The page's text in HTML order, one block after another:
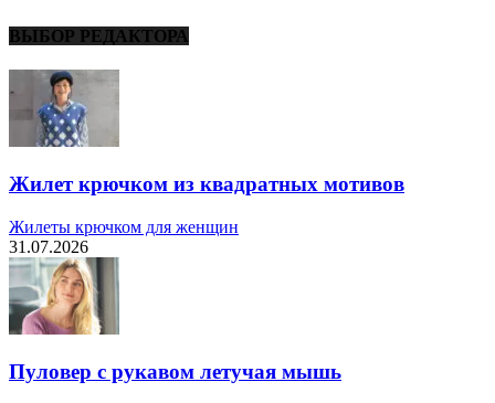
ВЫБОР РЕДАКТОРА
Жилет крючком из квадратных мотивов
Жилеты крючком для женщин
31.07.2026
Пуловер с рукавом летучая мышь